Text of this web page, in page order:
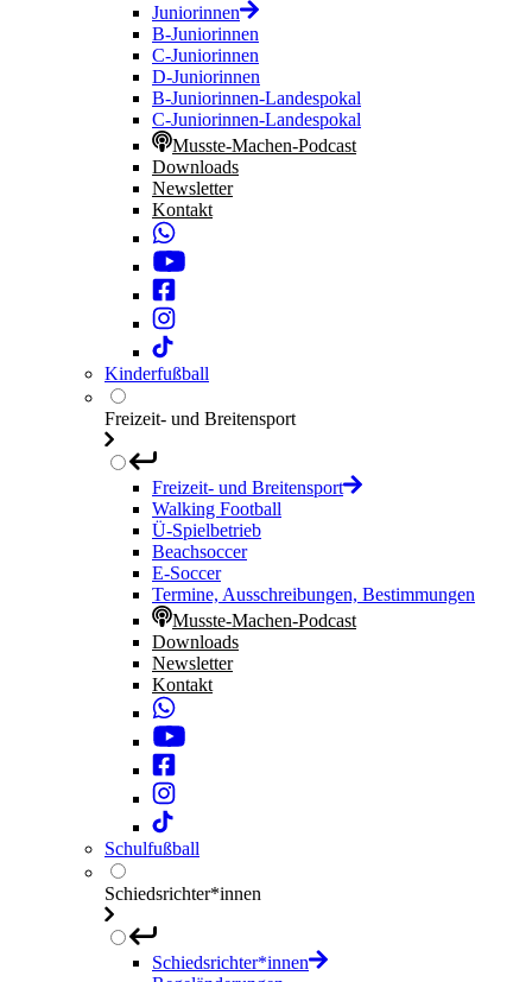
Juniorinnen
B-Juniorinnen
C-Juniorinnen
D-Juniorinnen
B-Juniorinnen-Landespokal
C-Juniorinnen-Landespokal
Musste-Machen-Podcast
Downloads
Newsletter
Kontakt
Kinderfußball
Freizeit- und Breitensport
Freizeit- und Breitensport
Walking Football
Ü-Spielbetrieb
Beachsoccer
E-Soccer
Termine, Ausschreibungen, Bestimmungen
Musste-Machen-Podcast
Downloads
Newsletter
Kontakt
Schulfußball
Schiedsrichter*innen
Schiedsrichter*innen